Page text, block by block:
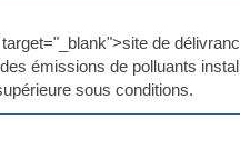
de
émissions de polluants
sous conditions.